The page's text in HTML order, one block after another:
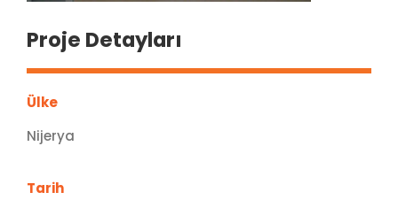
Proje Detayları
Ülke
Nijerya
Tarih